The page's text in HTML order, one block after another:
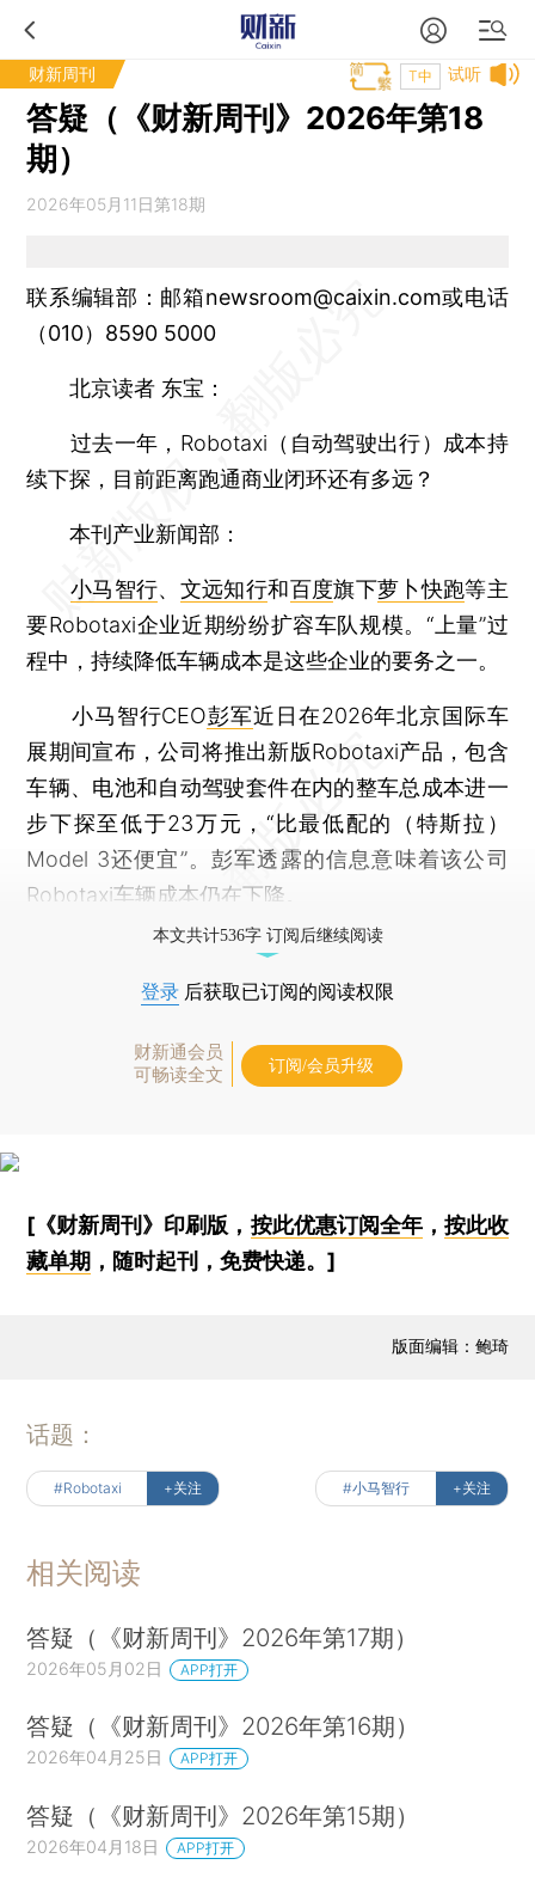
财新周刊 试听
T中
答疑（《财新周刊》2026年第18
期）
2026年05月11日第18期
联系编辑部：邮箱newsroom@caixin.com或电话
（010）8590 5000
北京读者 东宝：
过去一年，Robotaxi（自动驾驶出行）成本持
续下探，目前距离跑通商业闭环还有多远？
本刊产业新闻部：
小马智行、 文远知行和百度旗下萝卜快跑等主
要Robotaxi企业近期纷纷扩容车队规模。“上量”过
程中，持续降低车辆成本是这些企业的要务之一。
小马智行CEO彭军近日在2026年北京国际车
展期间宣布，公司将推出新版Robotaxi产品，包含
车辆、电池和自动驾驶套件在内的整车总成本进一
步下探至低于23万元，“比最低配的（特斯拉）
Model 3还便宜”。彭军透露的信息意味着该公司
Robotaxi车辆成本仍在下降。
本文共计536字 订阅后继续阅读
登录 后获取已订阅的阅读权限
财新通会员
可畅读全文
订阅/会员升级
[《财新周刊》印刷版， 按此优惠订阅全年， 按此收
藏单期 ，随时起刊，免费快递。]
版面编辑：鲍琦
话题：
#Robotaxi +关注 #小马智行 +关注
相关阅读
答疑（《财新周刊》2026年第17期）
2026年05月02日 APP打开
答疑（《财新周刊》2026年第16期）
2026年04月25日 APP打开
答疑（《财新周刊》2026年第15期）
2026年04月18日 APP打开